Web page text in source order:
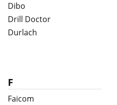
Dibo
Drill Doctor
Durlach
F
Faicom